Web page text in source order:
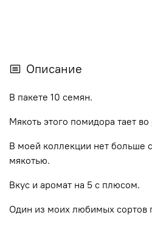
Описание
В пакете 10 семян.
Мякоть этого помидора тает во
В моей коллекции нет больше
мякотью.
Вкус и аромат на 5 с плюсом.
Один из моих любимых сортов